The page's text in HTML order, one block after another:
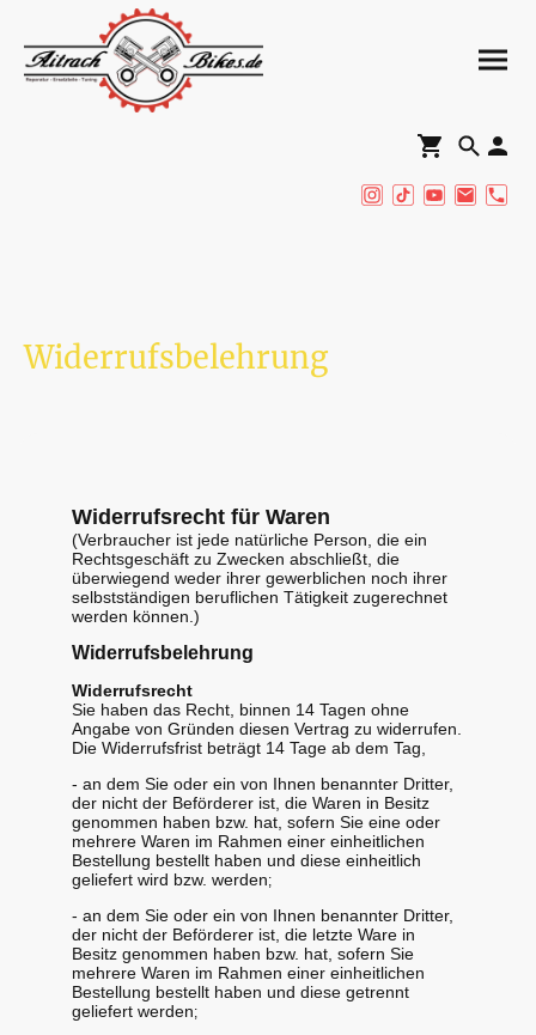
Widerrufsbelehrung
Widerrufsrecht für Waren
(Verbraucher ist jede natürliche Person, die ein
Rechtsgeschäft zu Zwecken abschließt, die
überwiegend weder ihrer gewerblichen noch ihrer
selbstständigen beruflichen Tätigkeit zugerechnet
werden können.)
Widerrufsbelehrung
Widerrufsrecht
Sie haben das Recht, binnen 14 Tagen ohne
Angabe von Gründen diesen Vertrag zu widerrufen.
Die Widerrufsfrist beträgt 14 Tage ab dem Tag,
- an dem Sie oder ein von Ihnen benannter Dritter,
der nicht der Beförderer ist, die Waren in Besitz
genommen haben bzw. hat, sofern Sie eine oder
mehrere Waren im Rahmen einer einheitlichen
Bestellung bestellt haben und diese einheitlich
geliefert wird bzw. werden;
- an dem Sie oder ein von Ihnen benannter Dritter,
der nicht der Beförderer ist, die letzte Ware in
Besitz genommen haben bzw. hat, sofern Sie
mehrere Waren im Rahmen einer einheitlichen
Bestellung bestellt haben und diese getrennt
geliefert werden;